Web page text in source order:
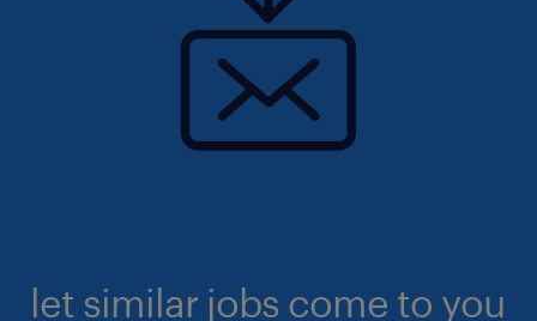
let similar jobs come to you